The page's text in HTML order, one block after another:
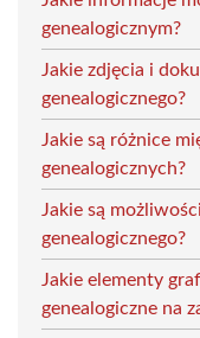
genealogicznym?
Jakie zdjęcia i
genealogicznego?
Jakie są różnice
genealogicznych?
Jakie są
genealogicznego?
Jakie elementy
genealogiczne na